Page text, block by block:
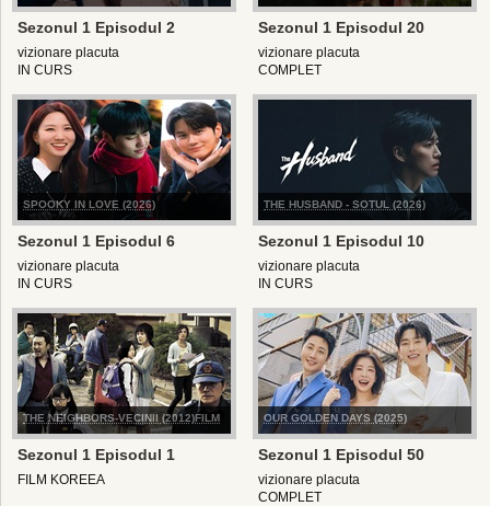
Sezonul 1 Episodul 2
vizionare placuta
IN CURS
Sezonul 1 Episodul 20
vizionare placuta
COMPLET
SPOOKY IN LOVE (2026)
Sezonul 1 Episodul 6
vizionare placuta
IN CURS
THE HUSBAND - SOTUL (2026)
Sezonul 1 Episodul 10
vizionare placuta
IN CURS
THE NEIGHBORS-VECINII (2012)FILM
Sezonul 1 Episodul 1
FILM KOREEA
OUR GOLDEN DAYS (2025)
Sezonul 1 Episodul 50
vizionare placuta
COMPLET